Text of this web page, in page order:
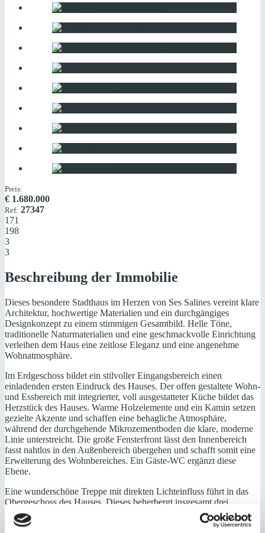
Preis:
€ 1.680.000
Ref: 27347
171
198
3
3
Beschreibung der Immobilie
Dieses besondere Stadthaus im Herzen von Ses Salines vereint klare
Architektur, hochwertige Materialien und ein durchgängiges
Designkonzept zu einem stimmigen Gesamtbild. Helle Töne,
traditionelle Naturmaterialien und eine geschmackvolle Einrichtung
verleihen dem Haus eine zeitlose Eleganz und eine angenehme
Wohnatmosphäre.
Im Erdgeschoss bildet ein stilvoller Eingangsbereich einen
einladenden ersten Eindruck des Hauses. Der offen gestaltete Wohn-
und Essbereich mit integrierter, voll ausgestatteter Küche bildet das
Herzstück des Hauses. Warme Holzelemente und ein Kamin setzen
gezielte Akzente und schaffen eine behagliche Atmosphäre,
während der durchgehende Mikrozementboden die klare, moderne
Linie unterstreicht. Die große Fensterfront lässt den Innenbereich
fasst nahtlos in den Außenbereich übergehen und schafft somit eine
Erweiterung des Wohnbereiches. Ein Gäste-WC ergänzt diese
Ebene.
Eine wunderschöne Treppe mit direkten Lichteinfluss führt in das
Obergeschoss des Hauses. Dieses beherbergt insgesamt drei
Schlafzimmer mit jeweils Bad en suite. Das Masterschlafzimmer ist
separat gelegen und bietet dadurch ein hohes Maß an Privatsphäre.